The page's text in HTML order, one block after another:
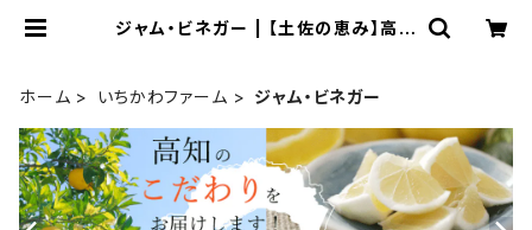
ジャム・ビネガー | 【土佐の恵み】高知
ホーム
いちかわファーム ジャム・ビネガー